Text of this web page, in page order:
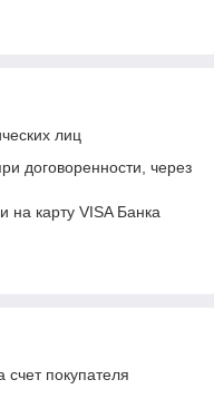
лиц
договоренности, через
карту VISA Банка
счет покупателя